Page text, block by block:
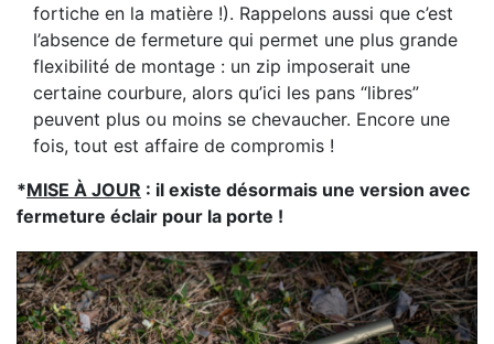
fortiche en la matière !). Rappelons aussi que c’est
l’absence de fermeture qui permet une plus grande
flexibilité de montage : un zip imposerait une
certaine courbure, alors qu’ici les pans “libres”
peuvent plus ou moins se chevaucher. Encore une
fois, tout est affaire de compromis !
*MISE À JOUR : il existe désormais une version avec
fermeture éclair pour la porte !